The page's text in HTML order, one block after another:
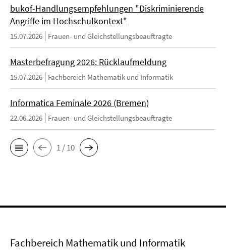
bukof-Handlungsempfehlungen "Diskriminierende
Angriffe im Hochschulkontext"
15.07.2026 Frauen- und Gleichstellungsbeauftragte
Masterbefragung 2026: Rücklaufmeldung
15.07.2026 Fachbereich Mathematik und Informatik
Informatica Feminale 2026 (Bremen)
22.06.2026 Frauen- und Gleichstellungsbeauftragte
1 / 10
Fachbereich Mathematik und Informatik